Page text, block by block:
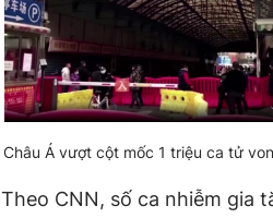
Châu Á vượt cột mốc 1 triệu ca tử
Theo CNN, số ca nhiễm gia